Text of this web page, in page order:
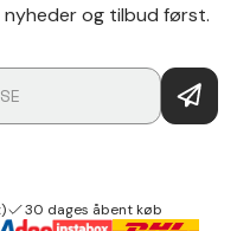
og tilbud først.
30 dages åbent køb